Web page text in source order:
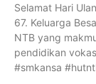
Selamat Hari
67. Keluarga
NTB yang
pendidikan
#smkansa